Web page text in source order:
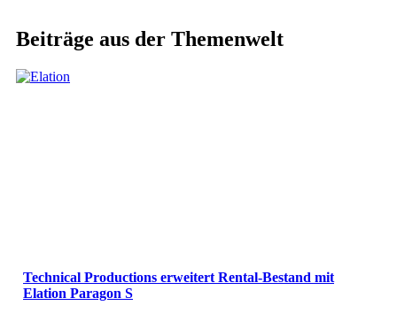
Beiträge aus der Themenwelt
Technical Productions erweitert Rental-Bestand mit
Elation Paragon S